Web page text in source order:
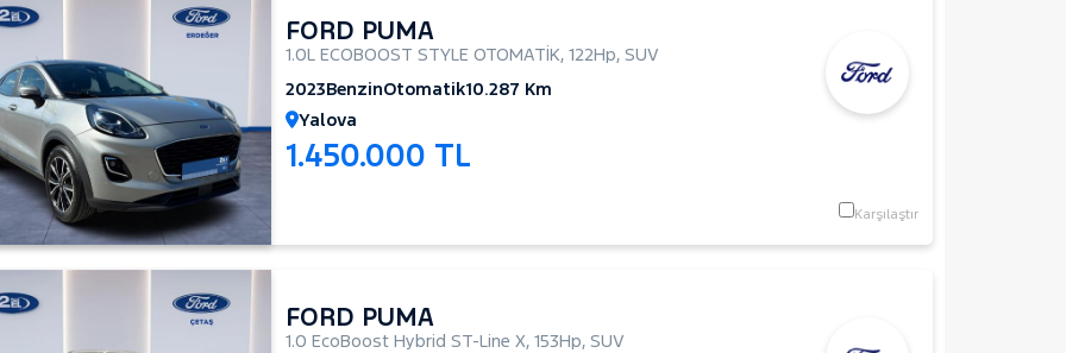
FORD PUMA
1.0L ECOBOOST STYLE OTOMATİK, 122Hp, SUV
2023BenzinOtomatik10.287 Km
Yalova
1.450.000 TL
Karşılaştır
FORD PUMA
1.0 EcoBoost Hybrid ST-Line X, 153Hp, SUV